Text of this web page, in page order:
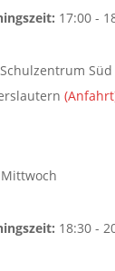
17:00 -
Schulzentrum Süd
Mittwoch
18:30 -